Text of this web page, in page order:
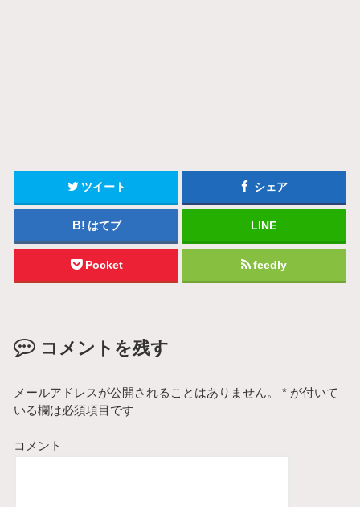
ツイート シェア
はてブ LINE
Pocket feedly
コメントを残す
メールアドレスが公開されることはありません。 * が付いて
いる欄は必須項目です
コメント